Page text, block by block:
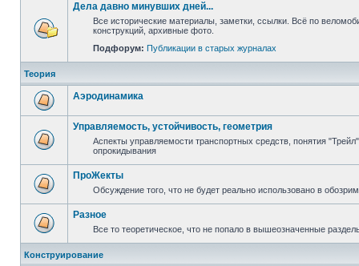
Дела давно минувших дней...
Все исторические материалы, заметки, ссылки. Всё по
конструкций, архивные фото.
Подфорум: Публикации в старых журналах
Теория
Аэродинамика
Управляемость, устойчивость, геометрия
Аспекты управляемости транспортных средств, понятия
опрокидывания
ПроЖекты
Обсуждение того, что не будет реально использовано в
Разное
Все то теоретическое, что не попало в вышеозначенные
Конструирование